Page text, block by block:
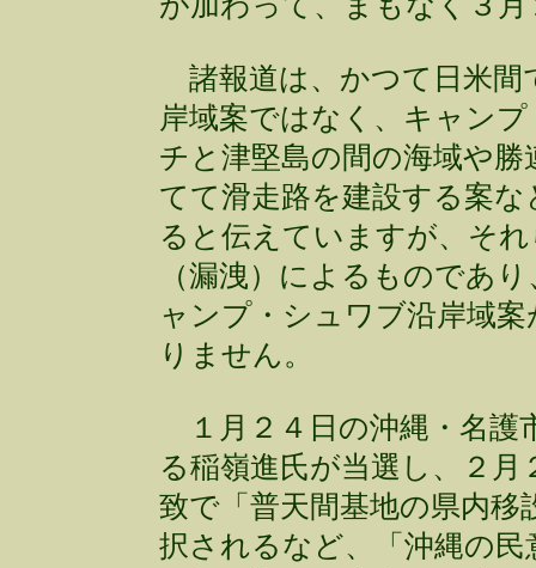
諸報道は、かつて日米間
岸域案ではなく、キャン
チと津堅島の間の海域や
てて滑走路を建設する案
ると伝えていますが、そ
（漏洩）によるものであ
ャンプ・シュワブ沿岸域
りません。
１月２４日の沖縄・名護
る稲嶺進氏が当選し、２
致で「普天間基地の県内
択されるなど、「沖縄の